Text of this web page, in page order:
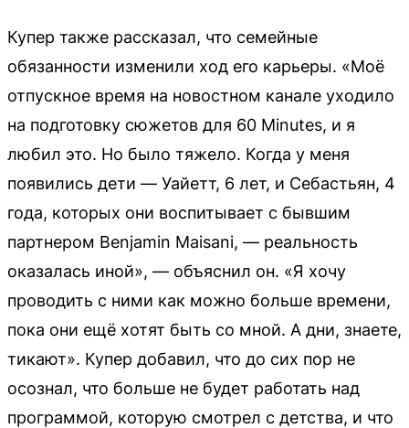
Купер также рассказал, что семейные
обязанности изменили ход его карьеры. «Моё
отпускное время на новостном канале уходило
на подготовку сюжетов для 60 Minutes, и я
любил это. Но было тяжело. Когда у меня
появились дети — Уайетт, 6 лет, и Себастьян, 4
года, которых они воспитывает с бывшим
партнером Benjamin Maisani, — реальность
оказалась иной», — объяснил он. «Я хочу
проводить с ними как можно больше времени,
пока они ещё хотят быть со мной. А дни, знаете,
тикают». Купер добавил, что до сих пор не
осознал, что больше не будет работать над
программой, которую смотрел с детства, и что